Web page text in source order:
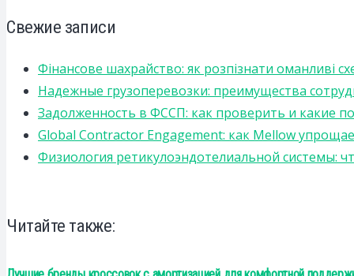
Свежие записи
Фінансове шахрайство: як розпізнати оманливі
Надежные грузоперевозки: преимущества
Задолженность в ФССП: как проверить и какие
Global Contractor Engagement: как Mellow
Физиология ретикулоэндотелиальной системы:
Читайте также: